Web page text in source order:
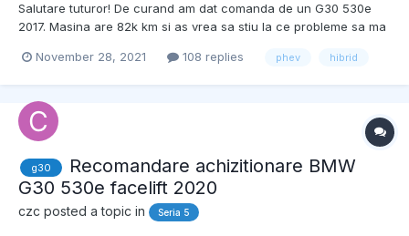
Salutare tuturor! De curand am dat comanda de un G30 530e
2017. Masina are 82k km si as vrea sa stiu la ce probleme sa ma
am ceva de investit in ea? Masina tre sa soseasca in 2
November 28, 2021 108 replies phev hibrid
g30
Recomandare achizitionare BMW
G30 530e facelift 2020
czc posted a topic in Seria 5